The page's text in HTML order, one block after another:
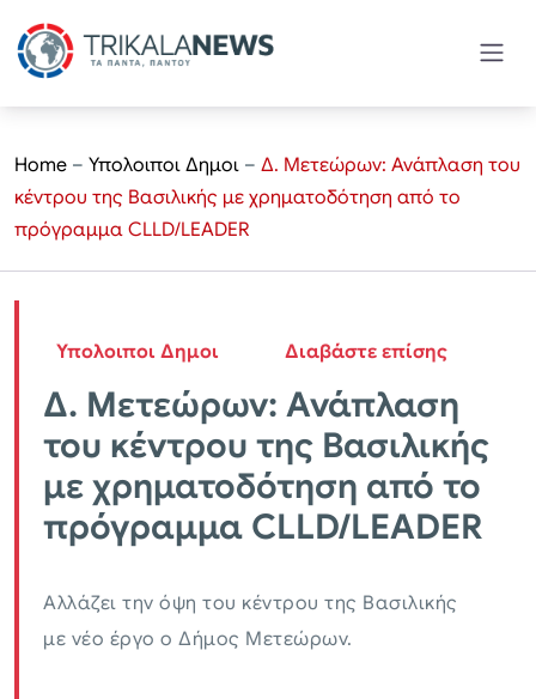
Home – Υπολοιποι Δημοι – Δ. Μετεώρων: Ανάπλαση του
κέντρου της Βασιλικής με χρηματοδότηση από το
πρόγραμμα CLLD/LEADER
Υπολοιποι Δημοι Διαβάστε επίσης
Δ. Μετεώρων: Ανάπλαση
του κέντρου της Βασιλικής
με χρηματοδότηση από το
πρόγραμμα CLLD/LEADER
Αλλάζει την όψη του κέντρου της Βασιλικής
με νέο έργο ο Δήμος Μετεώρων.